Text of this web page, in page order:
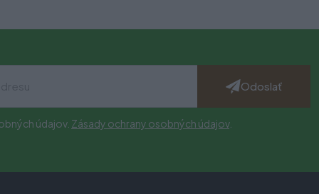
Odoslať
údajov. Zásady ochrany osobných údajov.